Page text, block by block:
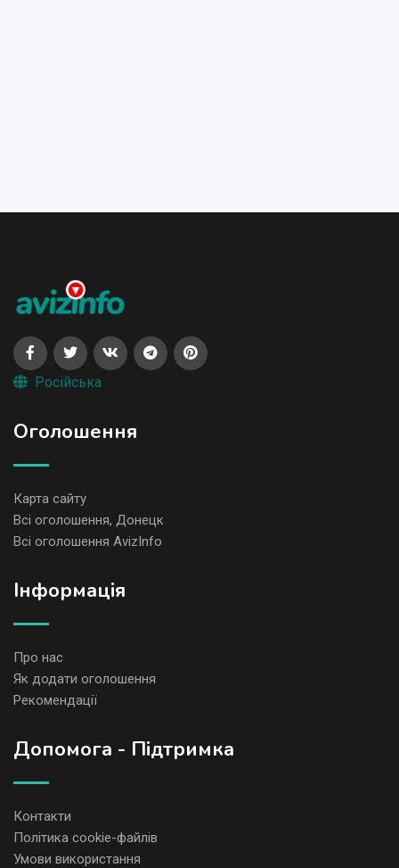
Російська
Оголошення
Карта сайту
Всі оголошення, Донецк
Всі оголошення AvizInfo
Iнформація
Про нас
Як додати оголошення
Рекомендації
Допомога - Підтримка
Контакти
Політика cookie-файлів
Умови використання